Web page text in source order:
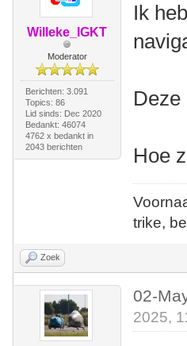
Willeke_IGKT
Moderator
Berichten: 3.091
Topics: 86
Lid sinds: Dec 2020
Bedankt: 46074
4762 x bedankt in
2043 berichten
Ik
Deze
Hoe
trike,
Zoek
02-
2025,